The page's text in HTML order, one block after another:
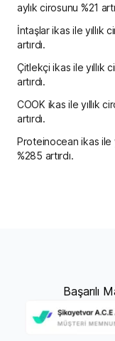
aylık cirosunu %21
İntaşlar ikas ile yıllık
artırdı.
Çitlekçi ikas ile yıllık
artırdı.
COOK ikas ile yıllık
artırdı.
Proteinocean ikas ile
%285 artırdı.
Başarılı